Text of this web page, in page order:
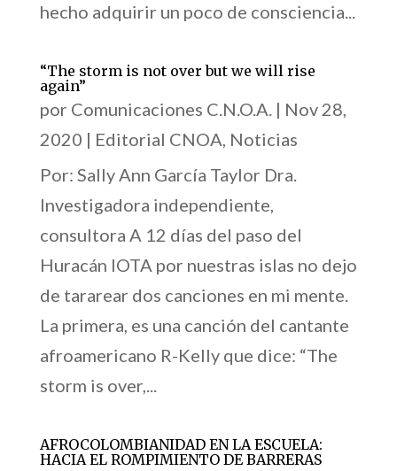
hecho adquirir un poco de consciencia...
“The storm is not over but we will rise
again”
por Comunicaciones C.N.O.A.| Nov 28,
2020 | Editorial CNOA, Noticias
Por: Sally Ann García Taylor Dra.
Investigadora independiente,
consultora A 12 días del paso del
Huracán IOTA por nuestras islas no dejo
de tararear dos canciones en mi mente.
La primera, es una canción del cantante
afroamericano R-Kelly que dice: “The
storm is over,...
AFROCOLOMBIANIDAD EN LA ESCUELA:
HACIA EL ROMPIMIENTO DE BARRERAS